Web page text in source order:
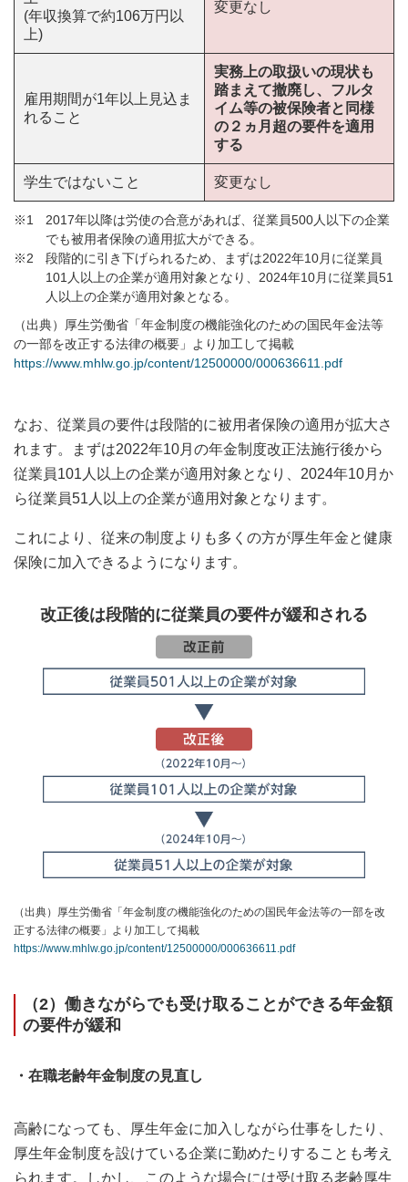
(年収換算で約106万円以
上)
変更なし
雇用期間が1年以上見込ま
れること
実務上の取扱いの現状も
踏まえて撤廃し、フルタ
イム等の被保険者と同様
の２ヵ月超の要件を適用
する
学生ではないこと 変更なし
※1
2017年以降は労使の合意があれば、従業員500人以下の企業
でも被用者保険の適用拡大ができる。
※2
段階的に引き下げられるため、まずは2022年10月に従業員
101人以上の企業が適用対象となり、2024年10月に従業員51
人以上の企業が適用対象となる。
（出典）厚生労働省「年金制度の機能強化のための国民年金法等
の一部を改正する法律の概要」より加工して掲載
https://www.mhlw.go.jp/content/12500000/000636611.pdf
なお、従業員の要件は段階的に被用者保険の適用が拡大さ
れます。まずは2022年10月の年金制度改正法施行後から
従業員101人以上の企業が適用対象となり、2024年10月か
ら従業員51人以上の企業が適用対象となります。
これにより、従来の制度よりも多くの方が厚生年金と健康
保険に加入できるようになります。
改正後は段階的に従業員の要件が緩和される
（出典）厚生労働省「年金制度の機能強化のための国民年金法等の一部を改
正する法律の概要」より加工して掲載
https://www.mhlw.go.jp/content/12500000/000636611.pdf
（2）働きながらでも受け取ることができる年金額
の要件が緩和
・在職老齢年金制度の見直し
高齢になっても、厚生年金に加入しながら仕事をしたり、
厚生年金制度を設けている企業に勤めたりすることも考え
られます。しかし、このような場合には受け取る老齢厚生